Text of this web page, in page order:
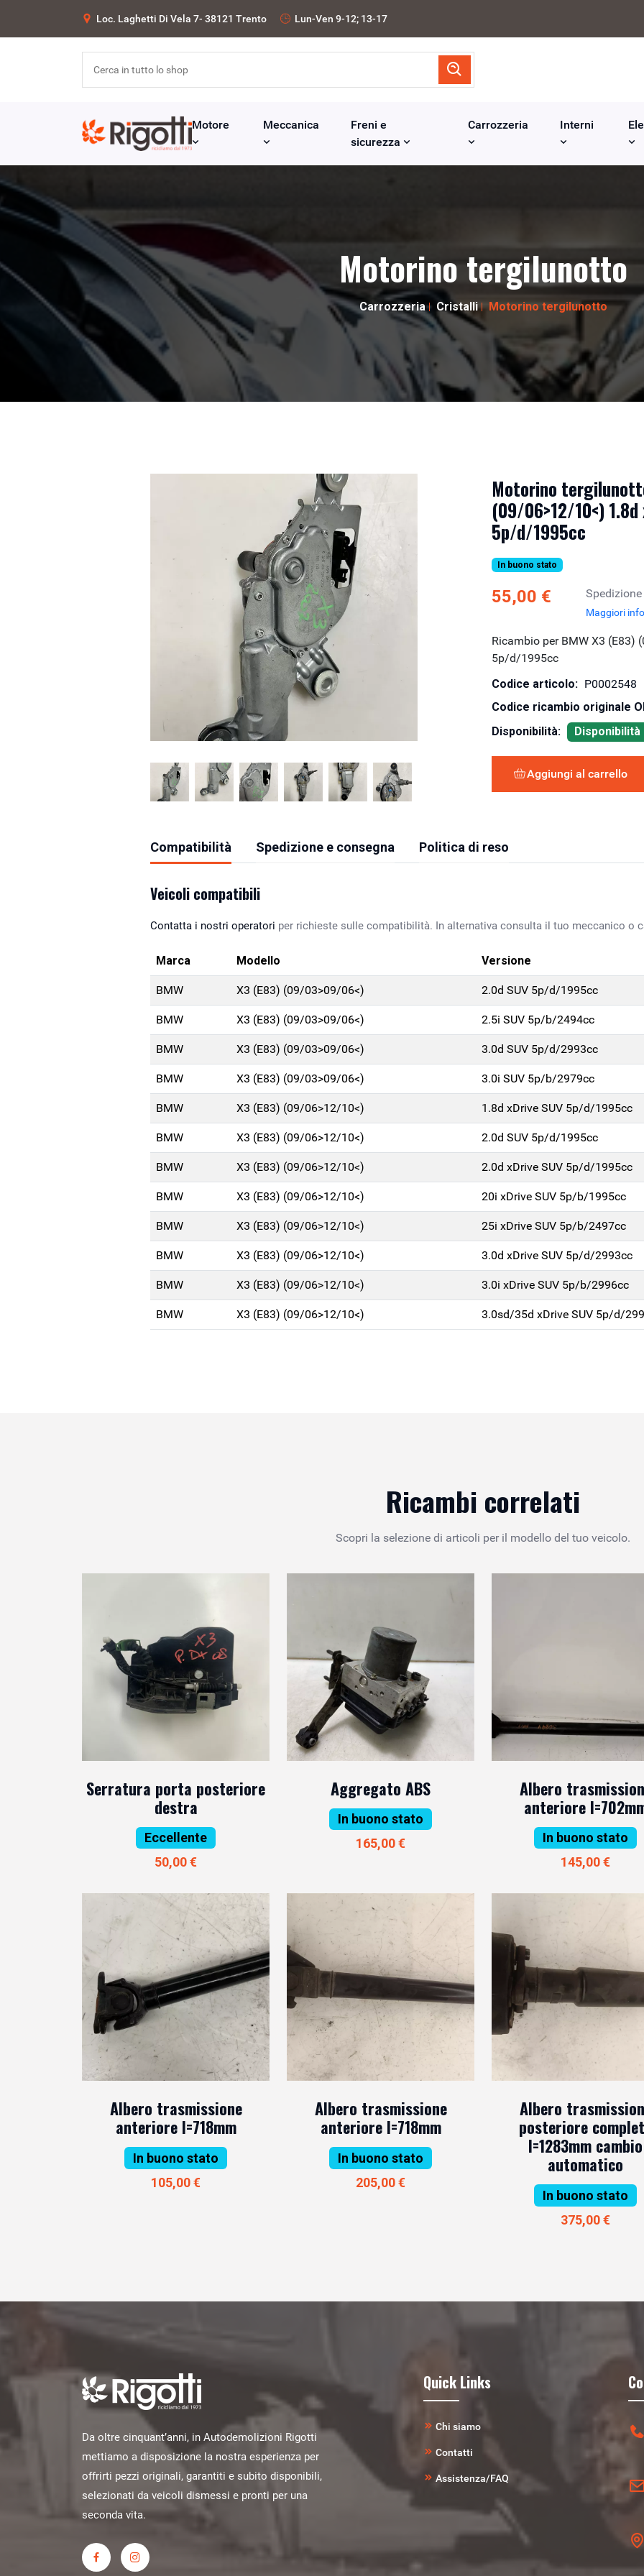
Loc. Laghetti Di Vela 7- 38121 Trento Lun-Ven 9-12; 13-17
Motore Meccanica
Freni e
sicurezza
Carrozzeria Interni
Motorino tergilunotto
Carrozzeria Cristalli Motorino tergilunotto
Motorino
(09/06>12/10<) 1.8d
5p/d/1995cc
In buono stato
55,00 €
Maggiori
Ricambio per BMW X3 (E83)
5p/d/1995cc
Codice articolo: P0002548
Codice ricambio originale
Disponibilità:
Aggiungi al carrello
Compatibilità Spedizione e consegna Politica di reso
Veicoli compatibili
Contatta i nostri operatori per richieste sulle compatibilità. In alternativa consulta il tuo meccanico o
Marca Modello Versione
BMW X3 (E83) (09/03>09/06<) 2.0d SUV 5p/d/1995cc
BMW X3 (E83) (09/03>09/06<) 2.5i SUV 5p/b/2494cc
BMW X3 (E83) (09/03>09/06<) 3.0d SUV 5p/d/2993cc
BMW X3 (E83) (09/03>09/06<) 3.0i SUV 5p/b/2979cc
BMW X3 (E83) (09/06>12/10<) 1.8d xDrive SUV 5p/d/1995cc
BMW X3 (E83) (09/06>12/10<) 2.0d SUV 5p/d/1995cc
BMW X3 (E83) (09/06>12/10<) 2.0d xDrive SUV 5p/d/1995cc
BMW X3 (E83) (09/06>12/10<) 20i xDrive SUV 5p/b/1995cc
BMW X3 (E83) (09/06>12/10<) 25i xDrive SUV 5p/b/2497cc
BMW X3 (E83) (09/06>12/10<) 3.0d xDrive SUV 5p/d/2993cc
BMW X3 (E83) (09/06>12/10<) 3.0i xDrive SUV 5p/b/2996cc
BMW X3 (E83) (09/06>12/10<) 3.0sd/35d xDrive SUV 5p/d/
Ricambi correlati
Scopri la selezione di articoli per il modello del tuo veicolo.
Serratura porta posteriore
destra
Eccellente
50,00 €
Aggregato ABS
In buono stato
165,00 €
Albero
anteriore
In buono stato
145,00 €
Albero trasmissione
anteriore l=718mm
In buono stato
105,00 €
Albero trasmissione
anteriore l=718mm
In buono stato
205,00 €
Albero
posteriore
l=1283mm cambio
automatico
In buono stato
375,00 €
Da oltre cinquant’anni, in Autodemolizioni Rigotti
mettiamo a disposizione la nostra esperienza per
offrirti pezzi originali, garantiti e subito disponibili,
selezionati da veicoli dismessi e pronti per una
seconda vita.
Quick Links
Chi siamo
Contatti
Assistenza/FAQ